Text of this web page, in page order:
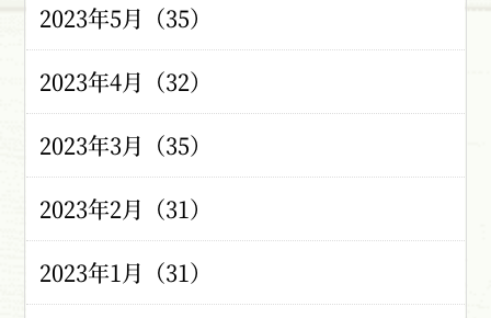
2023年5月（35）
2023年4月（32）
2023年3月（35）
2023年2月（31）
2023年1月（31）